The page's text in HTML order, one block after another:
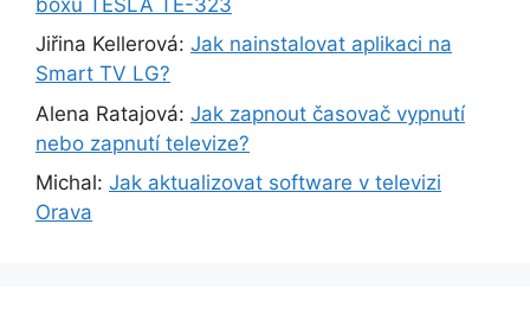
Jiřina Kellerová: Jak nainstalovat aplikaci na
Smart TV LG?
Alena Ratajová: Jak zapnout časovač vypnutí
nebo zapnutí televize?
Michal: Jak aktualizovat software v televizi
Orava